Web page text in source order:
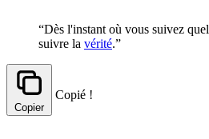
“Dès l'instant où vous suivez
suivre la vérité.”
Copier
Copié !